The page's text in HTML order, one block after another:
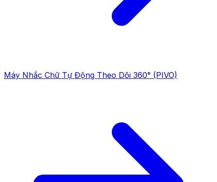
Máy Nhắc Chữ Tự Động Theo Dõi 360° (PIVO)